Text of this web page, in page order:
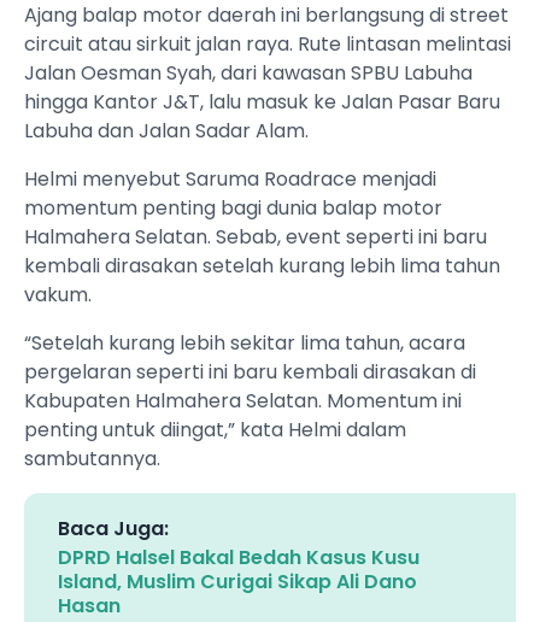
Ajang balap motor daerah ini berlangsung di street
circuit atau sirkuit jalan raya. Rute lintasan melintasi
Jalan Oesman Syah, dari kawasan SPBU Labuha
hingga Kantor J&T, lalu masuk ke Jalan Pasar Baru
Labuha dan Jalan Sadar Alam.
Helmi menyebut Saruma Roadrace menjadi
momentum penting bagi dunia balap motor
Halmahera Selatan. Sebab, event seperti ini baru
kembali dirasakan setelah kurang lebih lima tahun
vakum.
“Setelah kurang lebih sekitar lima tahun, acara
pergelaran seperti ini baru kembali dirasakan di
Kabupaten Halmahera Selatan. Momentum ini
penting untuk diingat,” kata Helmi dalam
sambutannya.
Baca Juga:
DPRD Halsel Bakal Bedah Kasus Kusu
Island, Muslim Curigai Sikap Ali Dano
Hasan